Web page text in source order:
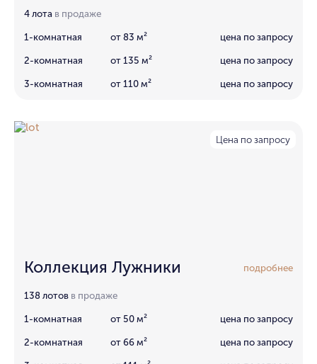
4 лота в продаже
1-комнатная от 83 м² цена по запросу
2-комнатная от 135 м² цена по запросу
3-комнатная от 110 м² цена по запросу
Цена по запросу
Коллекция Лужники подробнее
138 лотов в продаже
1-комнатная от 50 м² цена по запросу
2-комнатная от 66 м² цена по запросу